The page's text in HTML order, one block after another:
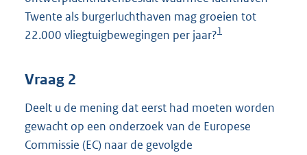
Twente als burgerluchthaven mag groeien tot
22.000 vliegtuigbewegingen per jaar?1
Vraag 2
Deelt u de mening dat eerst had moeten worden
gewacht op een onderzoek van de Europese
Commissie (EC) naar de gevolgde